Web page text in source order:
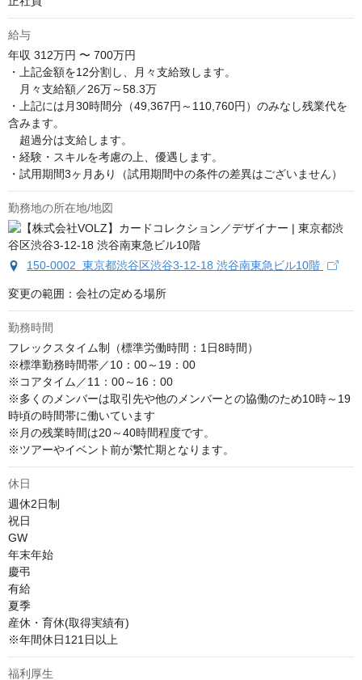
給与
年収 312万円 〜 700万円
・上記金額を12分割し、月々支給致します。
月々支給額／26万～58.3万
・上記には月30時間分（49,367円～110,760円）のみなし残業代を
含みます。
超過分は支給します。
・経験・スキルを考慮の上、優遇します。
・試用期間3ヶ月あり（試用期間中の条件の差異はございません）
勤務地の所在地/地図
150-0002 東京都渋谷区渋谷3-12-18 渋谷南東急ビル10階
変更の範囲：会社の定める場所
勤務時間
フレックスタイム制（標準労働時間：1日8時間）
※標準勤務時間帯／10：00～19：00
※コアタイム／11：00～16：00
※多くのメンバーは取引先や他のメンバーとの協働のため10時～19
時頃の時間帯に働いています
※月の残業時間は20～40時間程度です。
※ツアーやイベント前が繁忙期となります。
休日
週休2日制
祝日
GW
年末年始
慶弔
有給
夏季
産休・育休(取得実績有)
※年間休日121日以上
福利厚生